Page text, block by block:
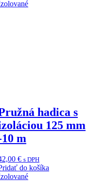
hadica s
125 mm
m
€ s DPH
do košíka